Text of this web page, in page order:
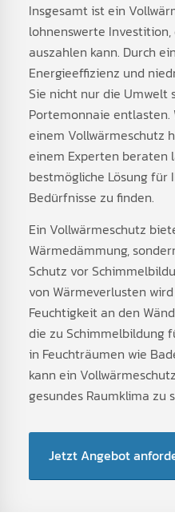
Insgesamt ist ein
lohnenswerte
auszahlen kann. Durch
Energieeffizienz und
Sie nicht nur die Umwelt
Portemonnaie entlasten.
einem Vollwärmeschutz
einem Experten beraten
bestmögliche Lösung für
Bedürfnisse zu finden.
Ein Vollwärmeschutz
Wärmedämmung,
Schutz vor
von Wärmeverlusten
Feuchtigkeit an den
die zu Schimmelbildung
in Feuchträumen wie
kann ein
gesundes Raumklima zu
Jetzt Angebot